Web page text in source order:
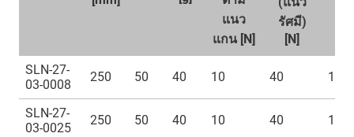
แนว
แกน [N]
รัศมี)
[N]
SLN-27-
03-0008
250 50 40 10 40 100
SLN-27-
03-0025
250 50 40 10 40 100